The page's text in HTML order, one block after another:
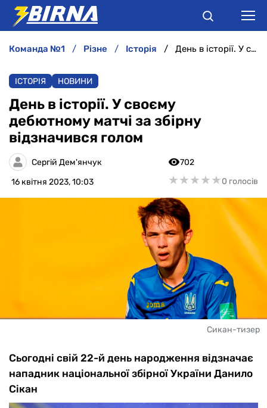
АНАЛІТИКА
ІНТЕРВ'Ю
РІЗНЕ
команда №1 різне історія День в історії. У своєму дебютному матчі за збірну відзначився голом
ІСТОРІЯ НОВИНИ
День в історії. У своєму
дебютному матчі за збірну
відзначився голом
Сергій Дем'янчук
16 квітня 2023, 10:03
702
★★★★★
★★★★★0 голосів
Сикан-тизер
Сьогодні свій 22-й день народження відзначає
нападник національної збірної України Данило
Сікан